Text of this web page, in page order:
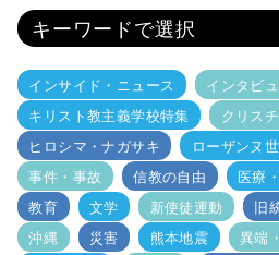
キーワードで選択
インサイド・ニュース インタビ
キリスト教主義学校特集
クリス
ヒロシマ・ナガサキ
ローザンヌ
事件・事故
信教の自由 医療
教育
文学 新使徒運動 旧
沖縄
災害 熊本地震 異端